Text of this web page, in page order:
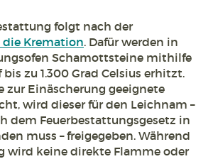
folgt nach der
die Kremation. Dafür werden in
Schamottsteine mithilfe
zu 1.300 Grad Celsius erhitzt.
zur Einäscherung geeignete
wird dieser für den Leichnam –
dem Feuerbestattungsgesetz in
muss – freigegeben. Während
wird keine direkte Flamme oder